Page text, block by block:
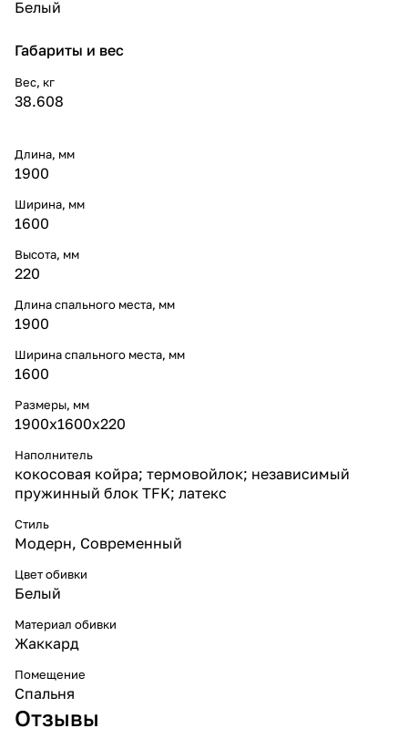
Белый
Габариты и вес
Вес, кг
38.608
Длина, мм
1900
Ширина, мм
1600
Высота, мм
220
Длина спального места, мм
1900
Ширина спального места, мм
1600
Размеры, мм
1900x1600x220
Наполнитель
кокосовая койра; термовойлок; независимый
пружинный блок TFK; латекс
Стиль
Модерн, Современный
Цвет обивки
Белый
Материал обивки
Жаккард
Помещение
Спальня
Отзывы